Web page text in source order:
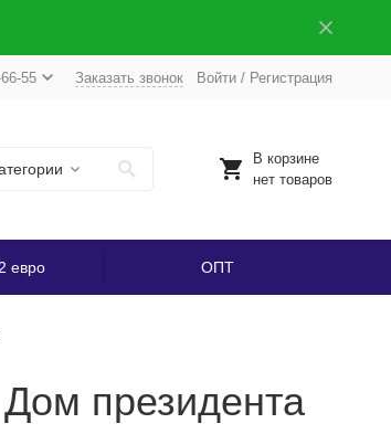
55 Заказать звонок Войти/ Регистрация
В корзине
нет товаров
евро ОПТ
президента